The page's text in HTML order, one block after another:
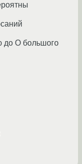
до O большого